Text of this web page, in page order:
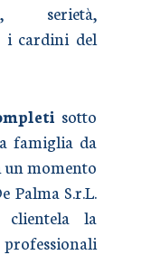
serietà,
i cardini del
sotto
famiglia da
un momento
Palma S.r.L.
clientela la